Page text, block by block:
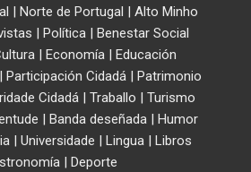
| Norte de Portugal | Alto Minho
| Política| Benestar Social
| Economía | Educación
| Participación Cidadá| Patrimonio
Cidadá | Traballo | Turismo
| Banda deseñada | Humor
| Universidade | Lingua| Libros
| Deporte